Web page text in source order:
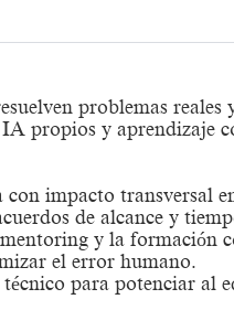
problemas
propios y aprendizaje
impacto transversal
de alcance y
y la formación
el error humano.
para potenciar al